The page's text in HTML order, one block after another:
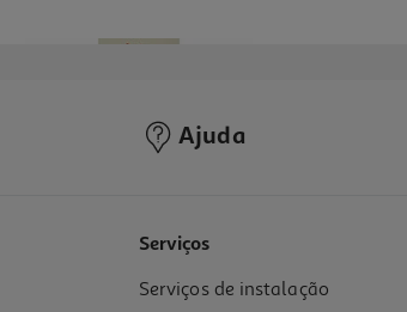
Ajuda
Serviços
Serviços de instalação